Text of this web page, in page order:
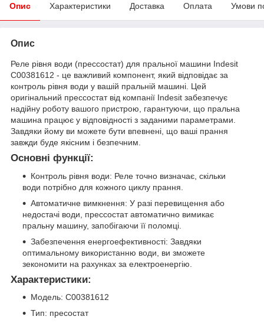
Опис Характеристики Доставка Оплата Умови
Опис
Реле рівня води (прессостат) для пральної машини Indesit
C00381612 - це важливий компонент, який відповідає за
контроль рівня води у вашій пральній машині. Цей
оригінальний прессостат від компанії Indesit забезпечує
надійну роботу вашого пристрою, гарантуючи, що пральна
машина працює у відповідності з заданими параметрами.
Завдяки йому ви можете бути впевнені, що ваші прання
завжди буде якісним і безпечним.
Основні функції:
Контроль рівня води: Реле точно визначає, скільки
води потрібно для кожного циклу прання.
Автоматичне вимкнення: У разі перевищення або
недостачі води, прессостат автоматично вимикає
пральну машину, запобігаючи її поломці.
Забезпечення енергоефективності: Завдяки
оптимальному використанню води, ви зможете
зекономити на рахунках за електроенергію.
Характеристики:
Модель: C00381612
Тип: пресостат